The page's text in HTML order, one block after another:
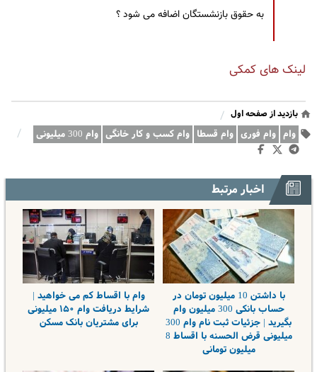
به حقوق بازنشستگان اضافه می شود ؟
لینک های کمکی
بازدید از صفحه اول /
وام وام فوری وام قسطا وام کسب و کار خانگی وام 300 میلیونی /
اخبار مرتبط
با داشتن 10 میلیون تومان در
حساب بانکی 300 میلیون وام
بگیرید | جزئیات ثبت نام وام 300
میلیونی قرض الحسنه با اقساط 8
میلیون تومانی
وام با اقساط کم می خواهید |
شرایط دریافت وام ۱۵۰ میلیونی
برای مشتریان بانک مسکن